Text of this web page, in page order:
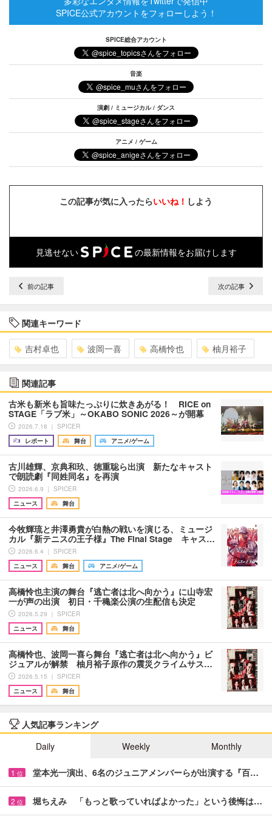
SPICE公式アカウントをフォローしよう！
SPICE総合アカウント
音楽
演劇 / ミュージカル / ダンス
アニメ / ゲーム
この記事が気に入ったらいいね！ しよう
見逃せない の最新情報をお届けします
前の記事 次の記事
関連キーワード
吉村卓也 波岡一喜 高橋怜也 柚月裕子
関連記事
古米も新米も旨味たっぷりに炊きあがる！ RICE on
STAGE「ラブ米」～OKABO SONIC 2026～が開幕
2026.7.18 ｜ SPICER
レポート
舞台 アニメ/ゲーム
古川雄輝、京典和玖、徳重聡ら出演 新たなキャスト
で朗読劇『同姓同名』を再演
2026.6.9 ｜ SPICER
ニュース
舞台
今牧輝琉と井澤勇貴が白熱の戦いを演じる、ミュージ
カル『新テニスの王子様』The Final Stage キャス…
2026.6.4 ｜ SPICER
ニュース
舞台 アニメ/ゲーム
高橋怜也主演の舞台『逃亡者は北へ向かう』に山寺宏
一が声の出演 初日・千穐楽公演の生配信も決定
2026.5.29 ｜ SPICER
ニュース
舞台
高橋怜也、波岡一喜ら舞台『逃亡者は北へ向かう』ビ
ジュアルが解禁 柚月裕子原作の震災クライムサス…
2026.5.15 ｜ SPICER
ニュース
舞台
人気記事ランキング
Daily
Weekly Monthly
1 位 堂本光一演出、6名のジュニアメンバーらが出演する『百…
2 位 堀ちえみ 「もっと歌っていればよかった」という後悔は…